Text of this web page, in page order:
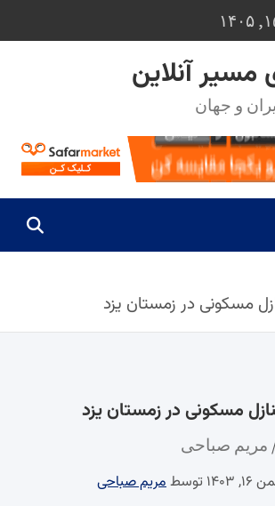
آنلاین
و جهان
مسکونی در زمستان یزد
مسکونی در زمستان یزد
مریم صباحی
مریم صباحی